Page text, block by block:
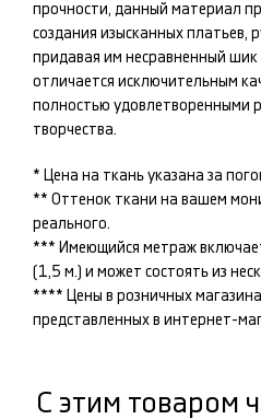
прочности, данный материал
создания изысканных платьев,
придавая им несравненный
отличается исключительным
полностью удовлетворенными
творчества.
* Цена на ткань указана за
** Оттенок ткани на вашем
реального.
*** Имеющийся метраж
(1,5 м.) и может состоять из
**** Цены в розничных
представленных в интернет-
С этим товаром